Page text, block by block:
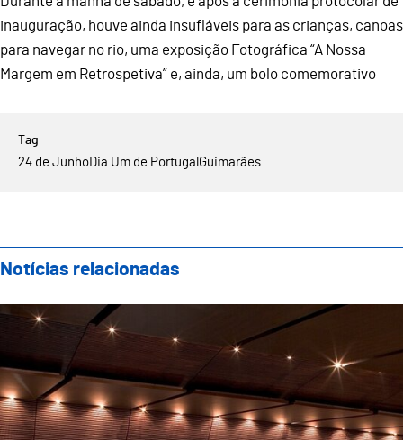
inauguração, houve ainda insufláveis para as crianças, canoas
para navegar no rio, uma exposição Fotográfica “A Nossa
Margem em Retrospetiva” e, ainda, um bolo comemorativo
24 de Junho Dia Um de Portugal Guimarães
Notícias relacionadas
Alteração do Local da Sessão Solene do 24 de Junho